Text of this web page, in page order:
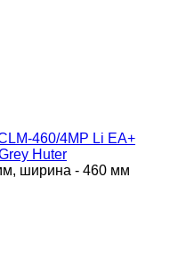
460/4MP Li ЕА+
Huter
ширина - 460 мм